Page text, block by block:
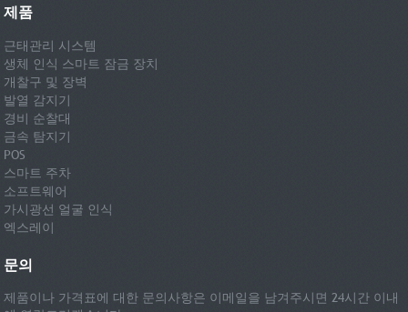
제품
근태관리 시스템
생체 인식 스마트 잠금 장치
개찰구 및 장벽
발열 감지기
경비 순찰대
금속 탐지기
POS
스마트 주차
소프트웨어
가시광선 얼굴 인식
엑스레이
문의
제품이나 가격표에 대한 문의사항은 이메일을 남겨주시면 24시간 이내